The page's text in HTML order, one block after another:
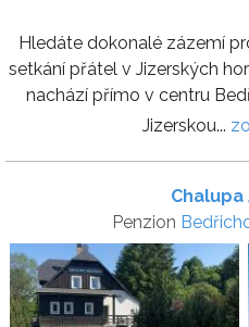
Hledáte dokonalé zázemí
setkání přátel v Jizerských
nachází přímo v centru
Jizerskou...
Penzion